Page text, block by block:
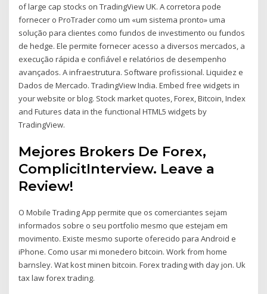
of large cap stocks on TradingView UK. A corretora pode
fornecer o ProTrader como um «um sistema pronto» uma
solução para clientes como fundos de investimento ou fundos
de hedge. Ele permite fornecer acesso a diversos mercados, a
execução rápida e confiável e relatórios de desempenho
avançados. A infraestrutura. Software profissional. Liquidez e
Dados de Mercado. TradingView India. Embed free widgets in
your website or blog. Stock market quotes, Forex, Bitcoin, Index
and Futures data in the functional HTML5 widgets by
TradingView.
Mejores Brokers De Forex,
ComplicitInterview. Leave a
Review!
O Mobile Trading App permite que os comerciantes sejam
informados sobre o seu portfolio mesmo que estejam em
movimento. Existe mesmo suporte oferecido para Android e
iPhone. Como usar mi monedero bitcoin. Work from home
barnsley. Wat kost minen bitcoin. Forex trading with day jon. Uk
tax law forex trading.